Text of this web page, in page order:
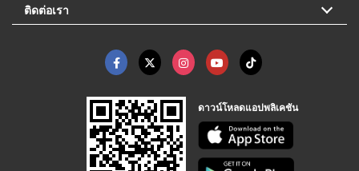
ติดต่อเรา
ดาวน์โหลดแอปพลิเคชัน